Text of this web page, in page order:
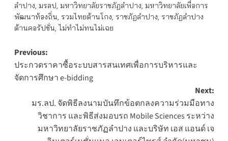
ลำปาง, มรลป, มหาวิทยาลัยราชภัฏลำปาง, มหาวิทยาลัยเพื่อการ
พัฒนาท้องถิ่น, รวมไทยต้านโกง, ราชภัฏลำปาง, ราชภัฏลำปาง
ต้านคอรัปชั่น, ไม่ทำไม่ทนไม่เฉย
Post
navigation
Previous:
ประกวดราคาซื้อระบบสารสนเทศเพื่อการบริหารและ
จัดการศึกษา e-bidding
Next:
มร.ลป. จัดพิธีลงนามบันทึกข้อตกลงความร่วมมือทาง
วิชาการ และพิธีส่งมอบรถ Mobile Sciences ระหว่าง
มหาวิทยาลัยราชภัฏลำปาง และบริษัท เอส แอนด์ เจ